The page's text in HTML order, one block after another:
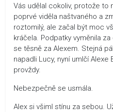
Vás udělal cokoliv, protože to
poprvé viděla naštvaného a
roztomilý, ale začal být moc
kráčela. Podpatky vyměnila
se těsně za Alexem. Stejná
napadli Lucy, nyní umlčí Alexe
provždy.
Nebezpečně se usmála.
Alex si všiml stínu za sebou.